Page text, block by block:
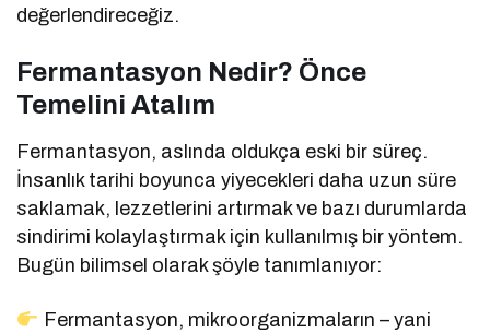
değerlendireceğiz.
Fermantasyon Nedir? Önce
Temelini Atalım
Fermantasyon, aslında oldukça eski bir süreç.
İnsanlık tarihi boyunca yiyecekleri daha uzun süre
saklamak, lezzetlerini artırmak ve bazı durumlarda
sindirimi kolaylaştırmak için kullanılmış bir yöntem.
Bugün bilimsel olarak şöyle tanımlanıyor:
Fermantasyon, mikroorganizmaların – yani